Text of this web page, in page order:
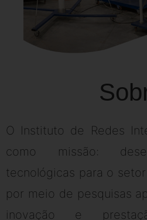
O Instituto de Redes
como missão:
tecnológicas para o
por meio de pesquisas
inovação e